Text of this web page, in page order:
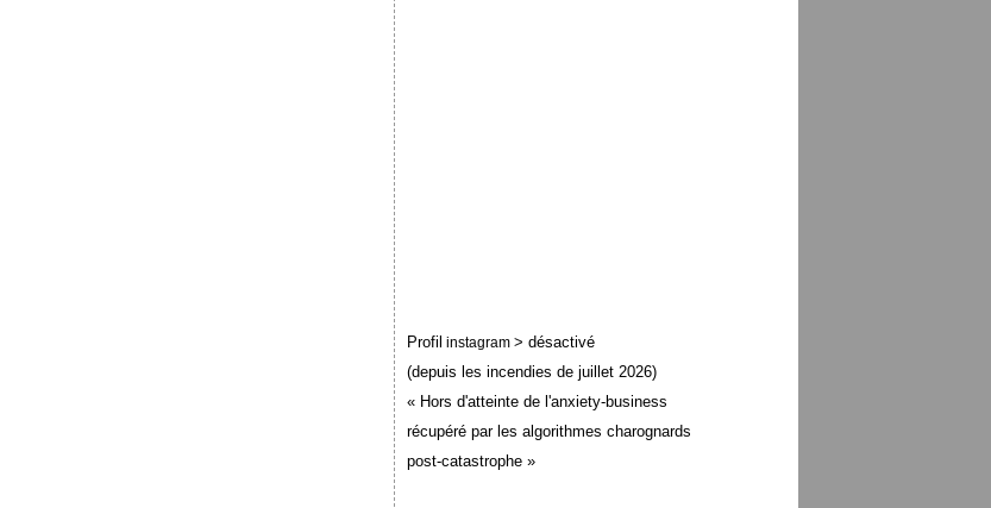
Profil instagram > désactivé
(depuis les incendies de juillet 2026)
« Hors d'atteinte de l'anxiety-business
récupéré par les algorithmes charognards
post-catastrophe »